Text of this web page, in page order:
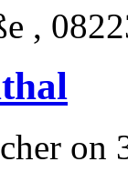
,
on